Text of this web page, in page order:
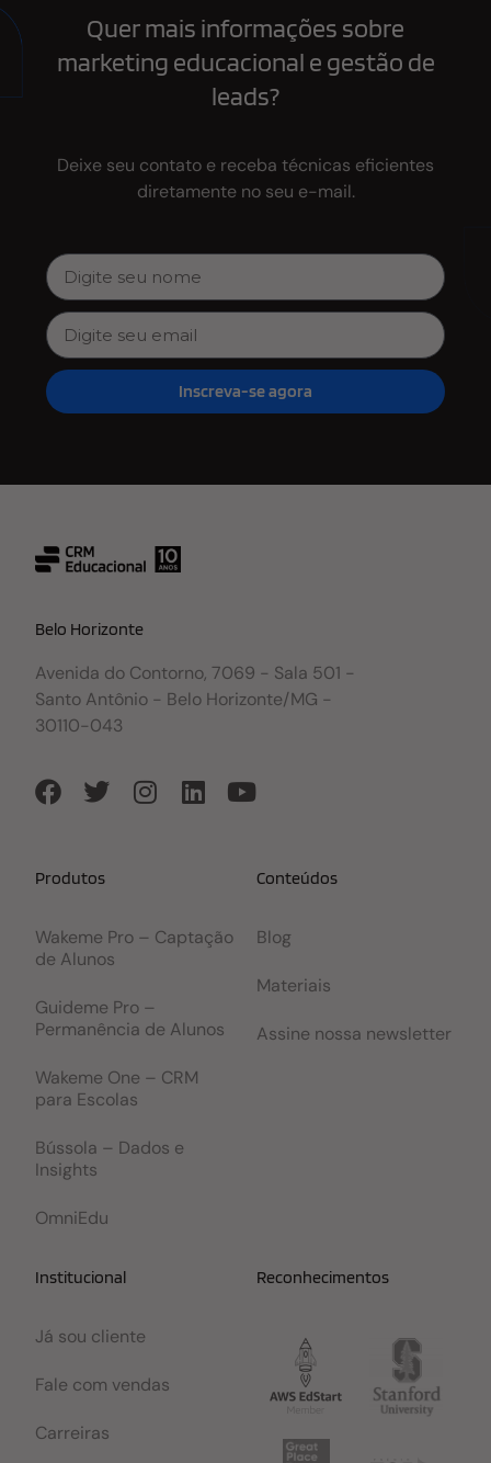
Quer mais informações sobre
marketing educacional e gestão de
leads?
Deixe seu contato e receba técnicas eficientes
diretamente no seu e-mail.
Inscreva-se agora
Belo Horizonte
Avenida do Contorno, 7069 - Sala 501 -
Santo Antônio - Belo Horizonte/MG -
30110-043
Produtos
Wakeme Pro – Captação
de Alunos
Guideme Pro –
Permanência de Alunos
Wakeme One – CRM
para Escolas
Bússola – Dados e
Insights
OmniEdu
Conteúdos
Blog
Materiais
Assine nossa newsletter
Institucional
Já sou cliente
Fale com vendas
Carreiras
Reconhecimentos